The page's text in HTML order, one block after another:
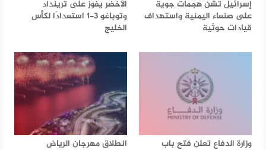
إسرائيل تشن هجمات جوية
على صنعاء اليمنية واستهداف
قيادات حوثية
الأخضر يفوز على ترينداد
وتوباغو 3-1 استعدادًا لكأس
الخليج
وزارة الدفاع تعلن فتح باب
انطلاق مهرجان الرياض